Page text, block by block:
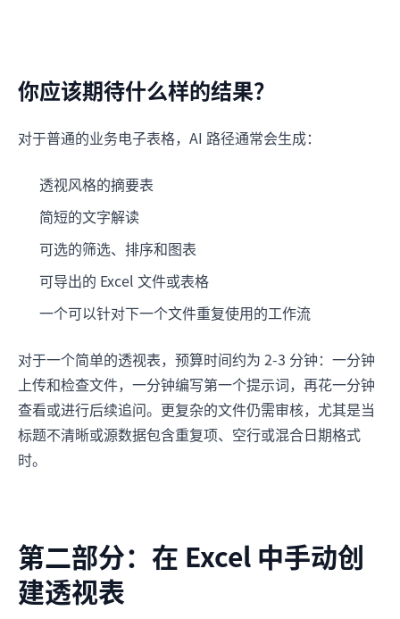
你应该期待什么样的结果？
对于普通的业务电子表格，AI 路径通常会生成：
透视风格的摘要表
简短的文字解读
可选的筛选、排序和图表
可导出的 Excel 文件或表格
一个可以针对下一个文件重复使用的工作流
对于一个简单的透视表，预算时间约为 2-3 分钟：一分钟
上传和检查文件，一分钟编写第一个提示词，再花一分钟
查看或进行后续追问。更复杂的文件仍需审核，尤其是当
标题不清晰或源数据包含重复项、空行或混合日期格式
时。
第二部分：在 Excel 中手动创
建透视表